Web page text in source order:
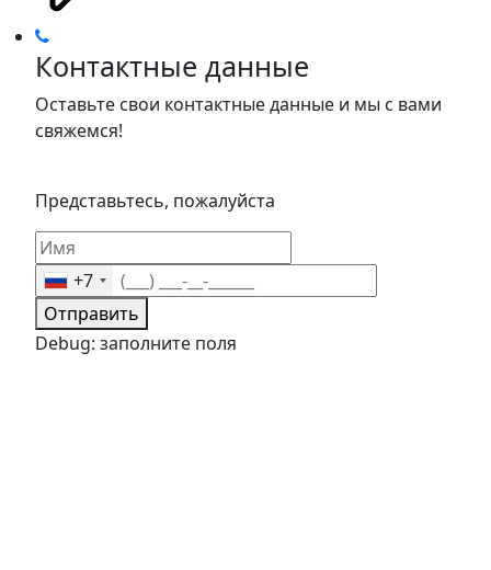
Контактные данные
Оставьте свои контактные данные и мы с вами
свяжемся!
Представьтесь, пожалуйста
+7
Отправить
Debug: заполните поля